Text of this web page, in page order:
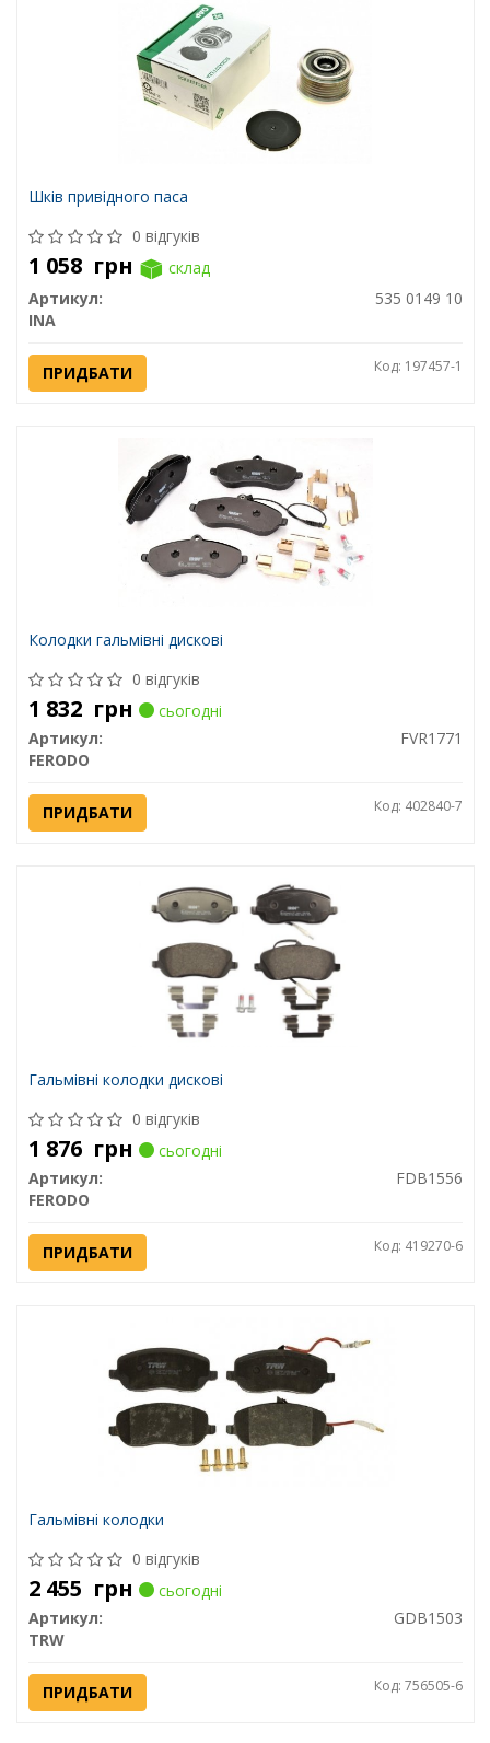
Шків привідного паса
0 відгуків
1 058 грн
склад
Артикул:
535 0149 10
INA
ПРИДБАТИ Код: 197457-1
Колодки гальмівні дискові
0 відгуків
1 832 грн
сьогодні
Артикул:
FVR1771
FERODO
ПРИДБАТИ Код: 402840-7
Гальмівні колодки дискові
0 відгуків
1 876 грн
сьогодні
Артикул:
FDB1556
FERODO
ПРИДБАТИ Код: 419270-6
Гальмівні колодки
0 відгуків
2 455 грн
сьогодні
Артикул:
GDB1503
TRW
ПРИДБАТИ Код: 756505-6